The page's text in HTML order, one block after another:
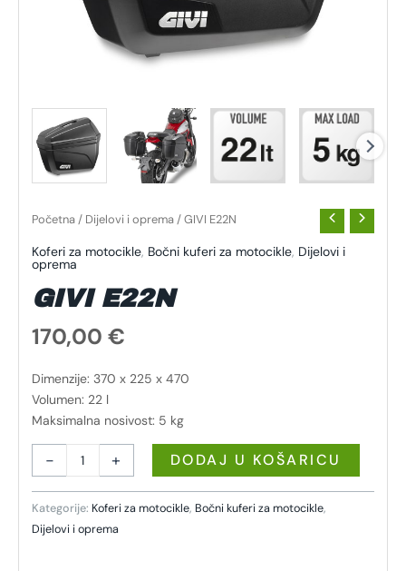
Početna / Dijelovi i oprema / GIVI E22N
Koferi za motocikle, Bočni kuferi za motocikle, Dijelovi i
oprema
GIVI E22N
170,00 €
Dimenzije: 370 x 225 x 470
Volumen: 22 l
Maksimalna nosivost: 5 kg
- + DODAJ U KOŠARICU
Kategorije: Koferi za motocikle, Bočni kuferi za motocikle,
Dijelovi i oprema